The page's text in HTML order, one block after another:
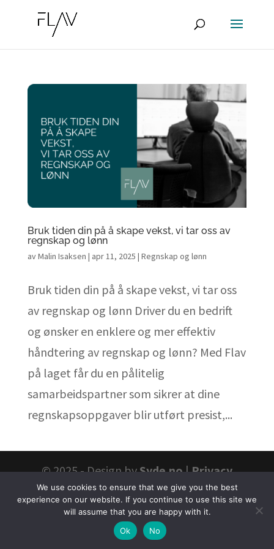
Bruk tiden din på å skape vekst, vi tar oss av
regnskap og lønn
avMalin Isaksen | apr 11, 2025 | Regnskap og lønn
Bruk tiden din på å skape vekst, vi tar oss
av regnskap og lønn Driver du en bedrift
og ønsker en enklere og mer effektiv
håndtering av regnskap og lønn? Med Flav
på laget får du en pålitelig
samarbeidspartner som sikrer at dine
regnskapsoppgaver blir utført presist,...
© 2025 - Design bySyde.no|Privacy
Policy
We use cookies to ensure that we give you the best
experience on our website. If you continue to use this site we
will assume that you are happy with it.
Ok
No